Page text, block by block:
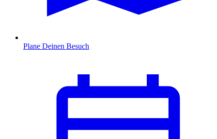
Plane Deinen Besuch